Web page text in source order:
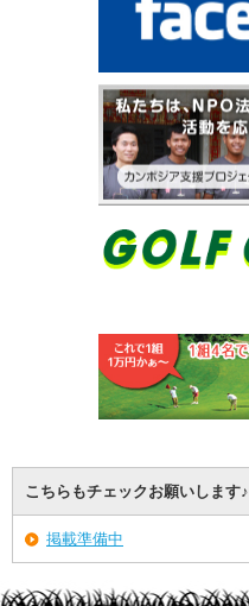
こちらもチェックお願いします♪
掲載準備中